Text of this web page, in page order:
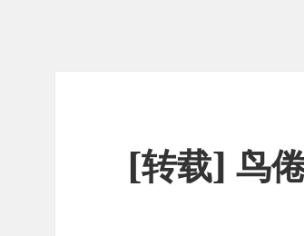
[转载] 鸟